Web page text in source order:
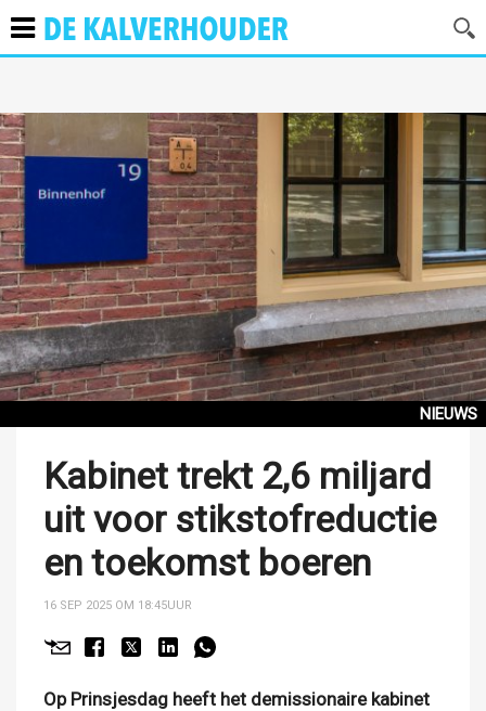
NIEUWS
Kabinet trekt 2,6 miljard
uit voor stikstofreductie
en toekomst boeren
16 SEP 2025 OM 18:45UUR
Op Prinsjesdag heeft het demissionaire kabinet